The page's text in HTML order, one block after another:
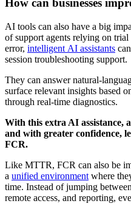
How can businesses
AI tools can also have a big
of support agents relying on trial
error, intelligent AI assistants
session troubleshooting support.
They can answer natural-
surface relevant insights based
through real-time diagnostics.
With this extra AI assistance,
and with greater confidence,
FCR.
Like MTTR, FCR can also be
a unified environment where
time. Instead of jumping
remote access, and reporting,